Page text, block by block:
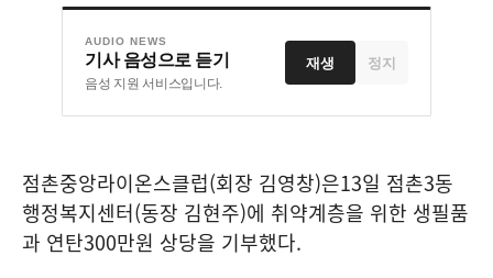
AUDIO NEWS
기사 음성으로 듣기
음성 지원 서비스입니다.
재생 정지
점촌중앙라이온스클럽(회장 김영창)은13일 점촌3동
행정복지센터(동장 김현주)에 취약계층을 위한 생필품
과 연탄300만원 상당을 기부했다.